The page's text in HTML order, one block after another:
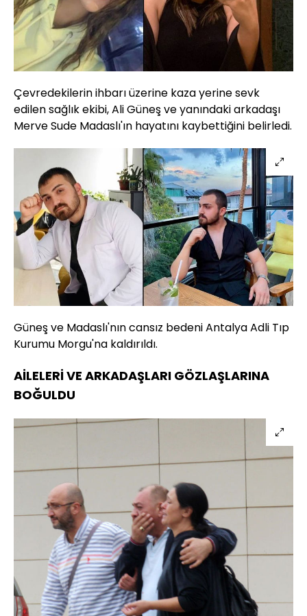
Çevredekilerin ihbarı üzerine kaza yerine sevk
edilen sağlık ekibi, Ali Güneş ve yanındaki arkadaşı
Merve Sude Madaslı'ın hayatını kaybettiğini belirledi.
Güneş ve Madaslı'nın cansız bedeni Antalya Adli Tıp
Kurumu Morgu'na kaldırıldı.
AİLELERİ VE ARKADAŞLARI GÖZLAŞLARINA
BOĞULDU